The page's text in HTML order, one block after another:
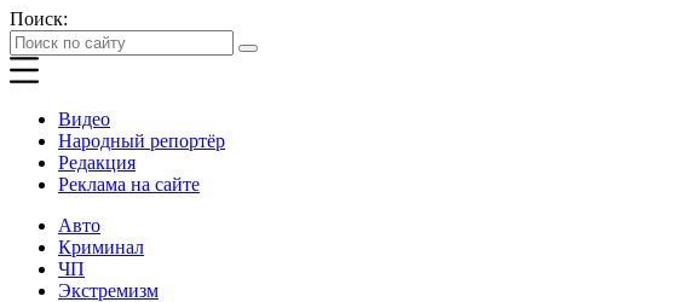
Поиск:
Видео
Народный репортёр
Редакция
Реклама на сайте
Авто
Криминал
ЧП
Экстремизм